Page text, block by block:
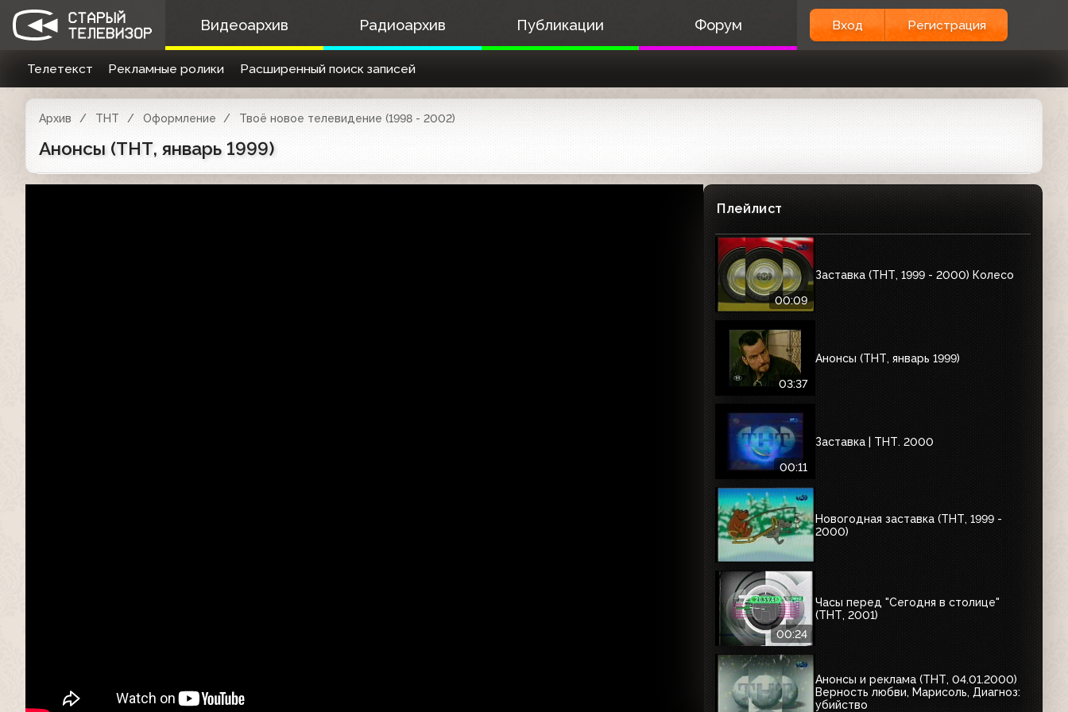
Видеоархив Радиоархив Публикации Форум Вход Регистрация
Телетекст Рекламные ролики Расширенный поиск записей
Архив ТНТ Оформление Твоё новое телевидение (1998 - 2002)
Анонсы (ТНТ, январь 1999)
Плейлист
00:09
Заставка (ТНТ, 1999 - 2000) Колесо
03:37
Анонсы (ТНТ, январь 1999)
00:11
Заставка | ТНТ. 2000
Новогодная заставка (ТНТ, 1999 -
2000)
00:24
Часы перед "Сегодня в столице"
(ТНТ, 2001)
Анонсы и реклама (ТНТ, 04.01.2000)
Верность любви, Марисоль, Диагноз:
убийство